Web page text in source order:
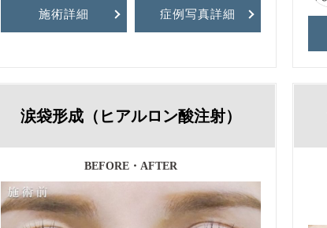
施術詳細 症例写真詳細
涙袋形成（ヒアルロン酸注射）
BEFORE・AFTER